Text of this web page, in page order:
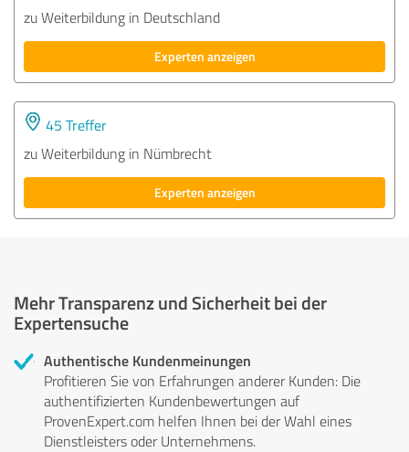
zu Weiterbildung in Deutschland
Experten anzeigen
45 Treffer
zu Weiterbildung in Nümbrecht
Experten anzeigen
Mehr Transparenz und Sicherheit bei der
Expertensuche
Authentische Kundenmeinungen
Profitieren Sie von Erfahrungen anderer Kunden: Die
authentifizierten Kundenbewertungen auf
ProvenExpert.com helfen Ihnen bei der Wahl eines
Dienstleisters oder Unternehmens.